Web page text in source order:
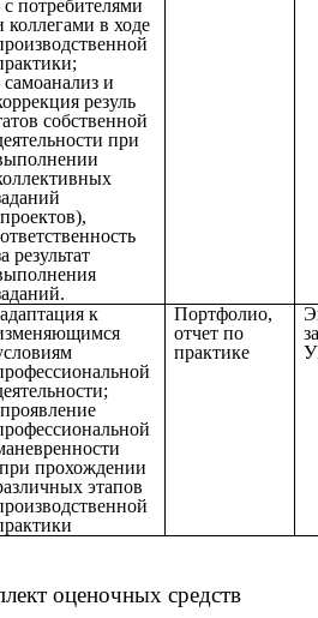
с потребителями
коллегами в ходе
самоанализ и
резуль
собственной
при
результат
к
при прохождении
этапов
Портфолио,
отчет по
практике
оценочных средств